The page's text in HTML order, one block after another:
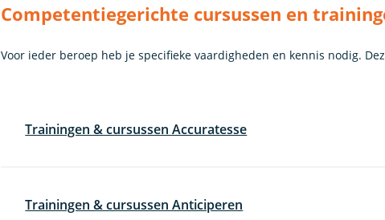
Competentiegerichte cursussen en
Voor ieder beroep heb je specifieke vaardigheden en kennis nodig.
Trainingen & cursussen Accuratesse
Trainingen & cursussen Anticiperen